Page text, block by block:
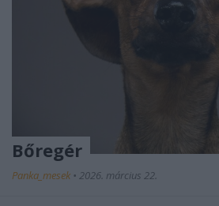
Bőregér
Panka_mesek • 2026. március 22.